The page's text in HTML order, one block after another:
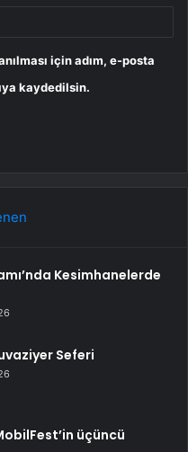
için adım, e-posta
kaydedilsin.
Kesimhanelerde
Seferi
üçüncü